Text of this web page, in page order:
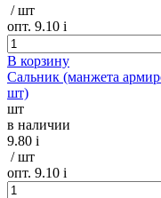
/ шт
опт. 9.10 i
В корзину
Сальник (манжета
шт)
шт
в наличии
9.80 i
/ шт
опт. 9.10 i